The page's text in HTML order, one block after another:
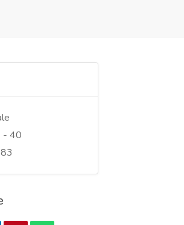
- 40